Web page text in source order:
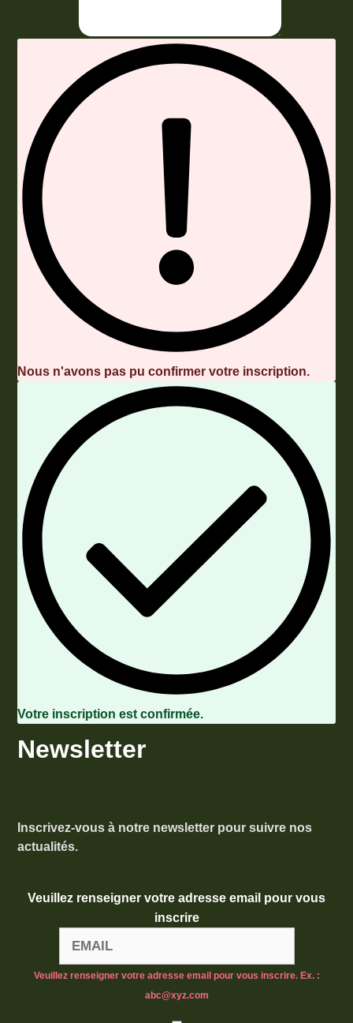
Nous n'avons pas pu confirmer votre inscription.
Votre inscription est confirmée.
Newsletter
Inscrivez-vous à notre newsletter pour suivre nos
actualités.
Veuillez renseigner votre adresse email pour vous
inscrire
Veuillez renseigner votre adresse email pour vous inscrire. Ex. :
abc@xyz.com